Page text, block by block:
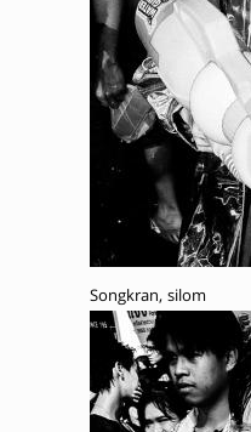
Songkran, silom